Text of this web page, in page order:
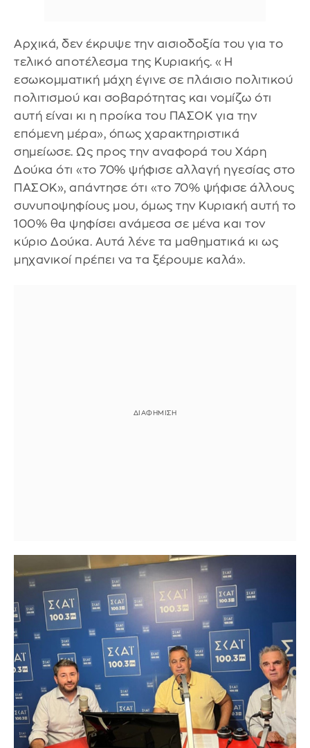
Αρχικά, δεν έκρυψε την αισιοδοξία του για το
τελικό αποτέλεσμα της Κυριακής. «Η
εσωκομματική μάχη έγινε σε πλάισιο πολιτικού
πολιτισμού και σοβαρότητας και νομίζω ότι
αυτή είναι κι η προίκα του ΠΑΣΟΚ για την
επόμενη μέρα», όπως χαρακτηριστικά
σημείωσε. Ως προς την αναφορά του Χάρη
Δούκα ότι «το 70% ψήφισε αλλαγή ηγεσίας στο
ΠΑΣΟΚ», απάντησε ότι «το 70% ψήφισε άλλους
συνυποψηφίους μου, όμως την Κυριακή αυτή το
100% θα ψηφίσει ανάμεσα σε μένα και τον
κύριο Δούκα. Αυτά λένε τα μαθηματικά κι ως
μηχανικοί πρέπει να τα ξέρουμε καλά».